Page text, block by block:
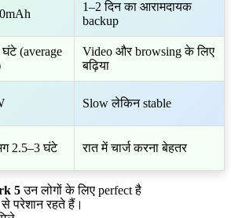
1–2 दिन का आरामदायक
backup
घंटे (average
Video और browsing के लिए
बढ़िया
Slow लेकिन stable
2.5–3 घंटे रात में चार्ज करना बेहतर
5उन लोगों के लिए perfect है
से परेशान रहते हैं।